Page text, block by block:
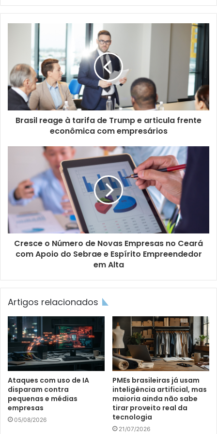
Brasil reage à tarifa de Trump e articula frente
econômica com empresários
Cresce o Número de Novas Empresas no Ceará
com Apoio do Sebrae e Espírito Empreendedor
em Alta
Artigos relacionados
Ataques com uso de IA
disparam contra
pequenas e médias
empresas
05/08/2026
PMEs brasileiras já usam
inteligência artificial, mas
maioria ainda não sabe
tirar proveito real da
tecnologia
21/07/2026